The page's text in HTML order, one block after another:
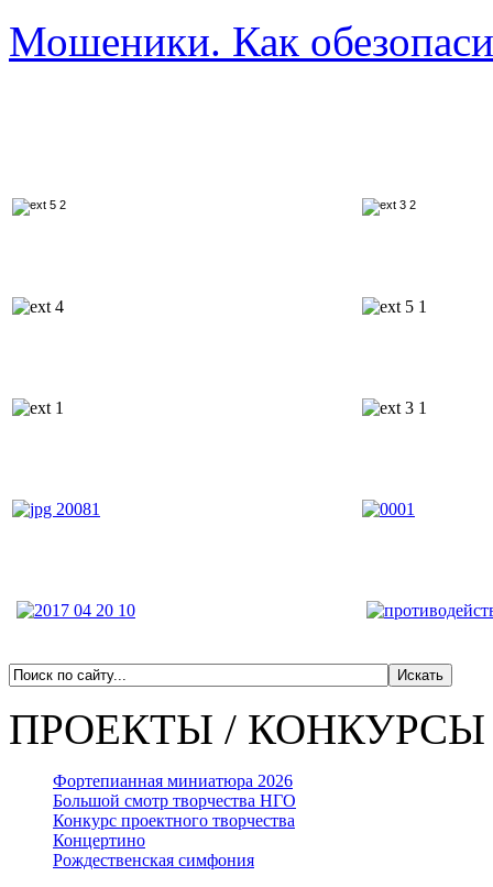
Мошеники. Как
ПРОЕКТЫ / КОНКУРСЫ
Фортепианная миниатюра 2026
Большой смотр творчества НГО
Конкурс проектного творчества
Концертино
Рождественская симфония